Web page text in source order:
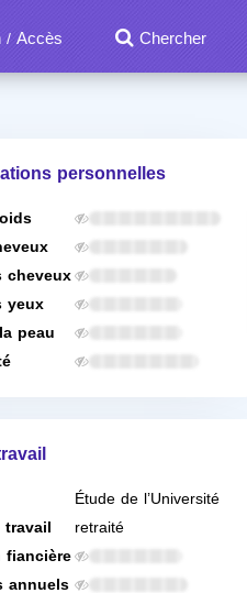
/ Accès Chercher
personnelles
cheveux
yeux
peau
Étude de l’Université
retraité
annuels